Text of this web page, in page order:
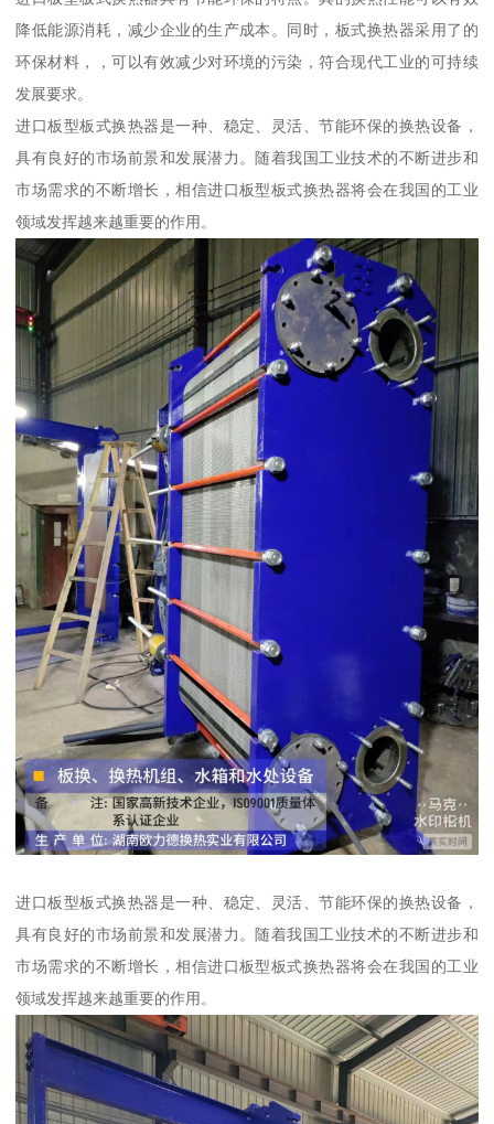
降低能源消耗，减少企业的生产成本。同时，板式换热器采用了的
环保材料，，可以有效减少对环境的污染，符合现代工业的可持续
发展要求。
进口板型板式换热器是一种、稳定、灵活、节能环保的换热设备，
具有良好的市场前景和发展潜力。随着我国工业技术的不断进步和
市场需求的不断增长，相信进口板型板式换热器将会在我国的工业
领域发挥越来越重要的作用。
进口板型板式换热器是一种、稳定、灵活、节能环保的换热设备，
具有良好的市场前景和发展潜力。随着我国工业技术的不断进步和
市场需求的不断增长，相信进口板型板式换热器将会在我国的工业
领域发挥越来越重要的作用。